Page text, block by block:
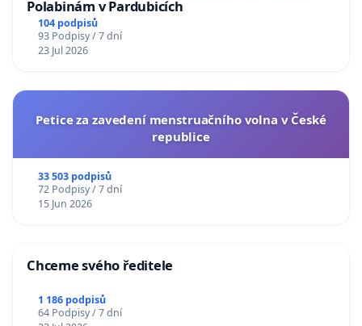
Polabinám v Pardubicích
104 podpisů
93 Podpisy / 7 dní
23 Jul 2026
Petice za zavedení menstruačního volna v České
republice
33 503 podpisů
72 Podpisy / 7 dní
15 Jun 2026
Chceme svého ředitele
1 186 podpisů
64 Podpisy / 7 dní